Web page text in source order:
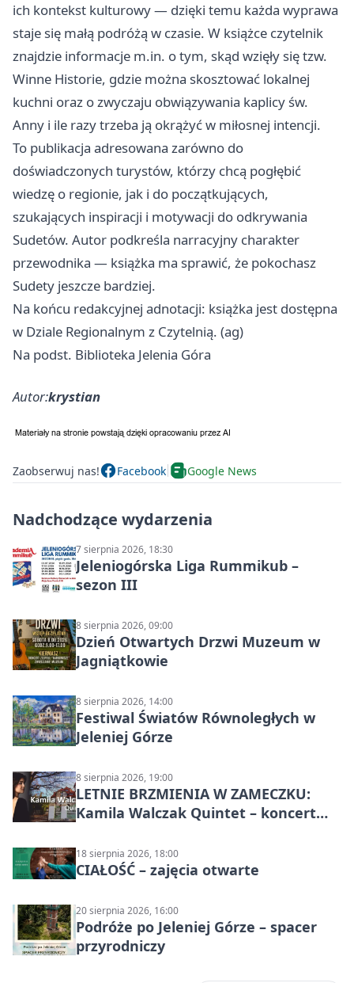
ich kontekst kulturowy — dzięki temu każda wyprawa
staje się małą podróżą w czasie. W książce czytelnik
znajdzie informacje m.in. o tym, skąd wzięły się tzw.
Winne Historie, gdzie można skosztować lokalnej
kuchni oraz o zwyczaju obwiązywania kaplicy św.
Anny i ile razy trzeba ją okrążyć w miłosnej intencji.
To publikacja adresowana zarówno do
doświadczonych turystów, którzy chcą pogłębić
wiedzę o regionie, jak i do początkujących,
szukających inspiracji i motywacji do odkrywania
Sudetów. Autor podkreśla narracyjny charakter
przewodnika — książka ma sprawić, że pokochasz
Sudety jeszcze bardziej.
Na końcu redakcyjnej adnotacji: książka jest dostępna
w Dziale Regionalnym z Czytelnią. (ag)
Na podst. Biblioteka Jelenia Góra
Autor:krystian
Zaobserwuj nas! Facebook Google News
Nadchodzące wydarzenia
7 sierpnia 2026, 18:30
Jeleniogórska Liga Rummikub –
sezon III
8 sierpnia 2026, 09:00
Dzień Otwartych Drzwi Muzeum w
Jagniątkowie
8 sierpnia 2026, 14:00
Festiwal Światów Równoległych w
Jeleniej Górze
8 sierpnia 2026, 19:00
LETNIE BRZMIENIA W ZAMECZKU:
Kamila Walczak Quintet – koncert
18 sierpnia 2026, 18:00
CIAŁOŚĆ – zajęcia otwarte
20 sierpnia 2026, 16:00
Podróże po Jeleniej Górze – spacer
przyrodniczy